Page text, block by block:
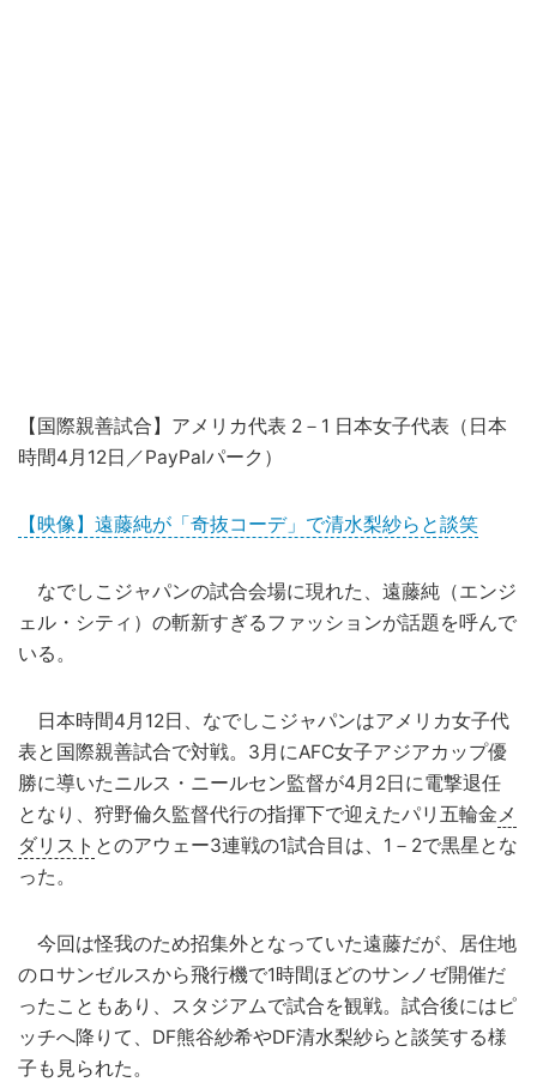
【国際親善試合】アメリカ代表 2－1 日本女子代表（日本
時間4月12日／PayPalパーク）
【映像】遠藤純が「奇抜コーデ」で清水梨紗らと談笑
なでしこジャパンの試合会場に現れた、遠藤純（エンジ
ェル・シティ）の斬新すぎるファッションが話題を呼んで
いる。
日本時間4月12日、なでしこジャパンはアメリカ女子代
表と国際親善試合で対戦。3月にAFC女子アジアカップ優
勝に導いたニルス・ニールセン監督が4月2日に電撃退任
となり、狩野倫久監督代行の指揮下で迎えたパリ五輪金メ
ダリスト とのアウェー3連戦の1試合目は、1－2で黒星とな
った。
今回は怪我のため招集外となっていた遠藤だが、居住地
のロサンゼルスから飛行機で1時間ほどのサンノゼ開催だ
ったこともあり、スタジアムで試合を観戦。試合後にはピ
ッチへ降りて、DF熊谷紗希やDF清水梨紗らと談笑する様
子も見られた。